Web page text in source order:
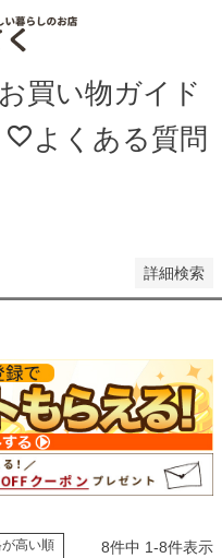
お買い物ガイド
よくある質問
詳細検索
高い順 8件中 1-8件表示